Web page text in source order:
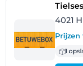
4021
Prijzen
1